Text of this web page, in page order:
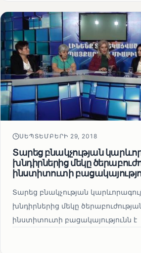
ՍԵՊՏԵՄԲԵՐԻ 29, 2018
Տարեց բնակչության
խնդիրներից մեկը
ինստիտուտի
Տարեց բնակչության
խնդիրներից մեկը
ինստիտուտի բացակայությունն է